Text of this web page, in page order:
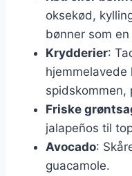
oksekød,
bønner som
Krydderier:
hjemmelavede
spidskommen,
Friske
jalapeños til
Avocado:
guacamole.